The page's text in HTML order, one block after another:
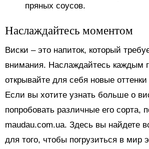
пряных соусов.
Наслаждайтесь моментом
Виски – это напиток, который
внимания. Наслаждайтесь каждым
открывайте для себя новые
Если вы хотите узнать больше о
попробовать различные его сорта,
maudau.com.ua. Здесь вы найдете
для того, чтобы погрузиться в мир